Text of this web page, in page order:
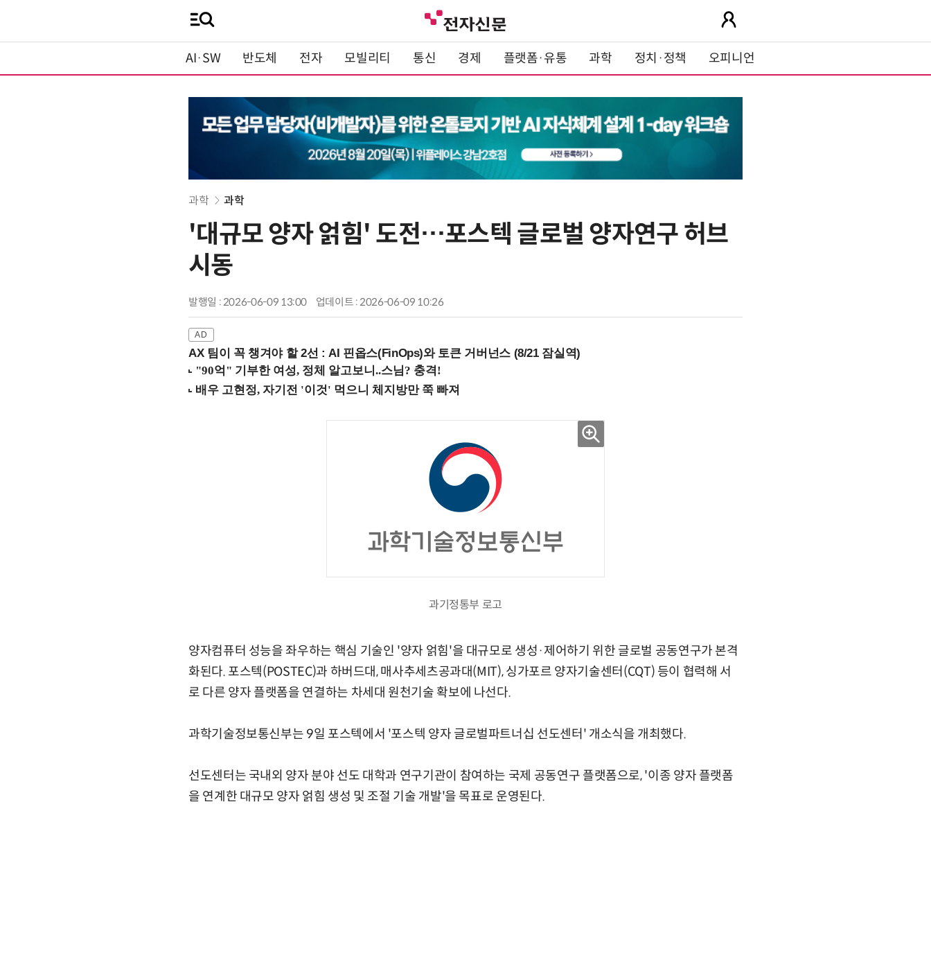
AI·SW 반도체 전자 모빌리티 통신 경제 플랫폼·유통 과학 정치·정책 오피니언
과학 과학
'대규모 양자 얽힘' 도전…포스텍 글로벌 양자연구 허브
시동
발행일 : 2026-06-09 13:00 업데이트 : 2026-06-09 10:26
AX 팀이 꼭 챙겨야 할 2선 : AI 핀옵스(FinOps)와 토큰 거버넌스 (8/21 잠실역)
과기정통부 로고
양자컴퓨터 성능을 좌우하는 핵심 기술인 '양자 얽힘'을 대규모로 생성·제어하기 위한 글로벌 공동연구가 본격
화된다. 포스텍(POSTEC)과 하버드대, 매사추세츠공과대(MIT), 싱가포르 양자기술센터(CQT) 등이 협력해 서
로 다른 양자 플랫폼을 연결하는 차세대 원천기술 확보에 나선다.
과학기술정보통신부는 9일 포스텍에서 '포스텍 양자 글로벌파트너십 선도센터' 개소식을 개최했다.
선도센터는 국내외 양자 분야 선도 대학과 연구기관이 참여하는 국제 공동연구 플랫폼으로, '이종 양자 플랫폼
을 연계한 대규모 양자 얽힘 생성 및 조절 기술 개발'을 목표로 운영된다.